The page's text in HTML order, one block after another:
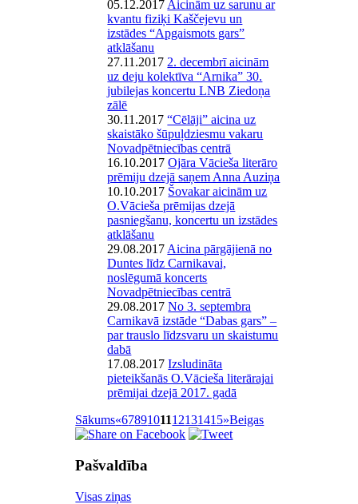
05.12.2017 Aicinām uz sarunu ar
kvantu fiziķi Kaščejevu un
izstādes “Apgaismots gars”
atklāšanu
27.11.2017 2. decembrī aicinām
uz deju kolektīva “Arnika” 30.
jubilejas koncertu LNB Ziedoņa
zālē
30.11.2017“Cēlāji” aicina uz
skaistāko šūpuļdziesmu vakaru
Novadpētniecības centrā
16.10.2017Ojāra Vācieša literāro
prēmiju dzejā saņem Anna Auziņa
10.10.2017 Šovakar aicinām uz
O.Vācieša prēmijas dzejā
pasniegšanu, koncertu un izstādes
atklāšanu
29.08.2017 Aicina pārgājienā no
Duntes līdz Carnikavai,
noslēgumā koncerts
Novadpētniecības centrā
29.08.2017No 3. septembra
Carnikavā izstāde “Dabas gars” –
par trauslo līdzsvaru un skaistumu
dabā
17.08.2017Izsludināta
pieteikšanās O.Vācieša literārajai
prēmijai dzejā 2017. gadā
Sākums«6789101112131415»Beigas
Pašvaldība
Visas ziņas